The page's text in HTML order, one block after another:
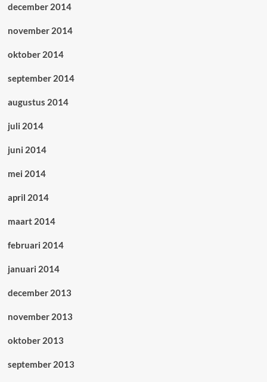
december 2014
november 2014
oktober 2014
september 2014
augustus 2014
juli 2014
juni 2014
mei 2014
april 2014
maart 2014
februari 2014
januari 2014
december 2013
november 2013
oktober 2013
september 2013